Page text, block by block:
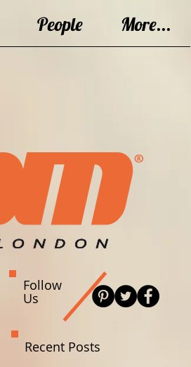
People More...
Follow
Us
Recent Posts